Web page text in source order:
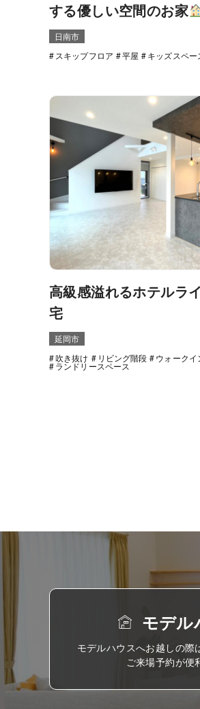
する優しい空間のお家
日南市
スキップフロア
平屋 キッズスペー
高級感溢れるホテルラ
宅
延岡市
吹き抜け
リビング階段 ウォークイ
ランドリースペース
モデル
モデルハウスへお越しの際
ご来場予約が便